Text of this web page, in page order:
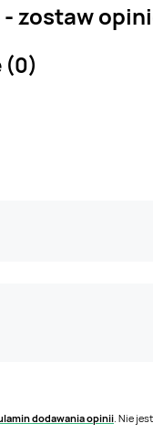
zostaw
(0)
dodawania opinii . Nie